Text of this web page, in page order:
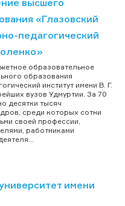
«Глазовский
педагогический
образовательное
образования
институт имени В. Г.
вузов Удмуртии. За 70
десятки тысяч
среди которых сотни
своей профессии,
работниками
имени